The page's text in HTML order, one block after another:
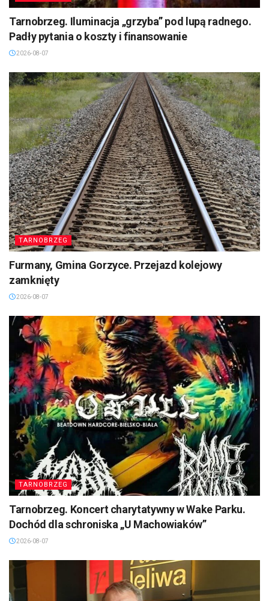
Tarnobrzeg. Iluminacja „grzyba” pod lupą radnego.
Padły pytania o koszty i finansowanie
2026-08-07
TARNOBRZEG
Furmany, Gmina Gorzyce. Przejazd kolejowy
zamknięty
2026-08-07
TARNOBRZEG
Tarnobrzeg. Koncert charytatywny w Wake Parku.
Dochód dla schroniska „U Machowiaków”
2026-08-07